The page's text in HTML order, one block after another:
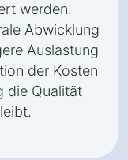
werden.
Abwicklung
Auslastung
der Kosten
die Qualität